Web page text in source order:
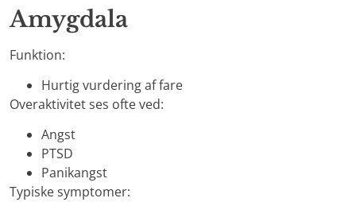
Amygdala
Funktion:
Hurtig vurdering af fare
Overaktivitet ses ofte ved:
Angst
PTSD
Panikangst
Typiske symptomer: